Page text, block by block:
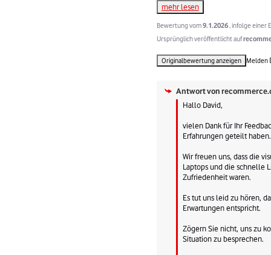
mehr lesen
Bewertung vom9.1.2026 , infolge einer
Ursprünglich veröffentlicht auf
Originalbewertung anzeigen Melden
Antwort von
Hallo David,
vielen Dank für Ihr
Erfahrungen geteilt
Wir freuen uns, dass die
Laptops und die schnelle
Zufriedenheit waren.
Es tut uns leid zu hören,
Erwartungen entspricht.
Zögern Sie nicht, uns zu
Situation zu besprechen.